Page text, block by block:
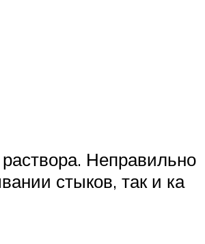
Неправильно
стыков, так и ка